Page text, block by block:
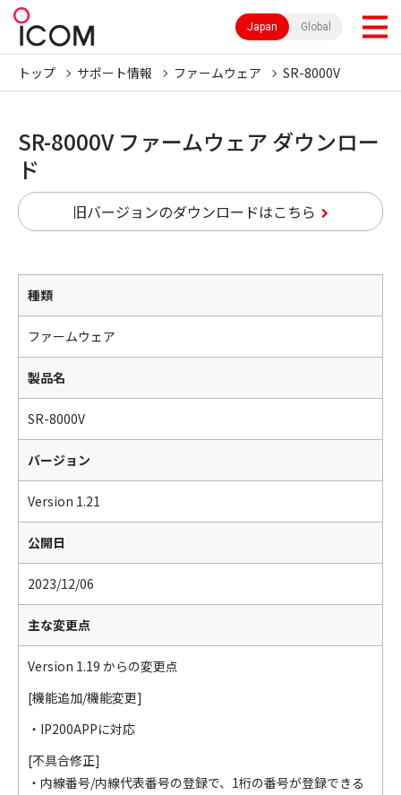
Japan Global
トップ サポート情報 ファームウェア SR-8000V
SR-8000V ファームウェア ダウンロー
ド
旧バージョンのダウンロードはこちら
種類
ファームウェア
製品名
SR-8000V
バージョン
Version 1.21
公開日
2023/12/06
主な変更点
Version 1.19 からの変更点
[機能追加/機能変更]
・IP200APPに対応
[不具合修正]
・内線番号/内線代表番号の登録で、1桁の番号が登録できる